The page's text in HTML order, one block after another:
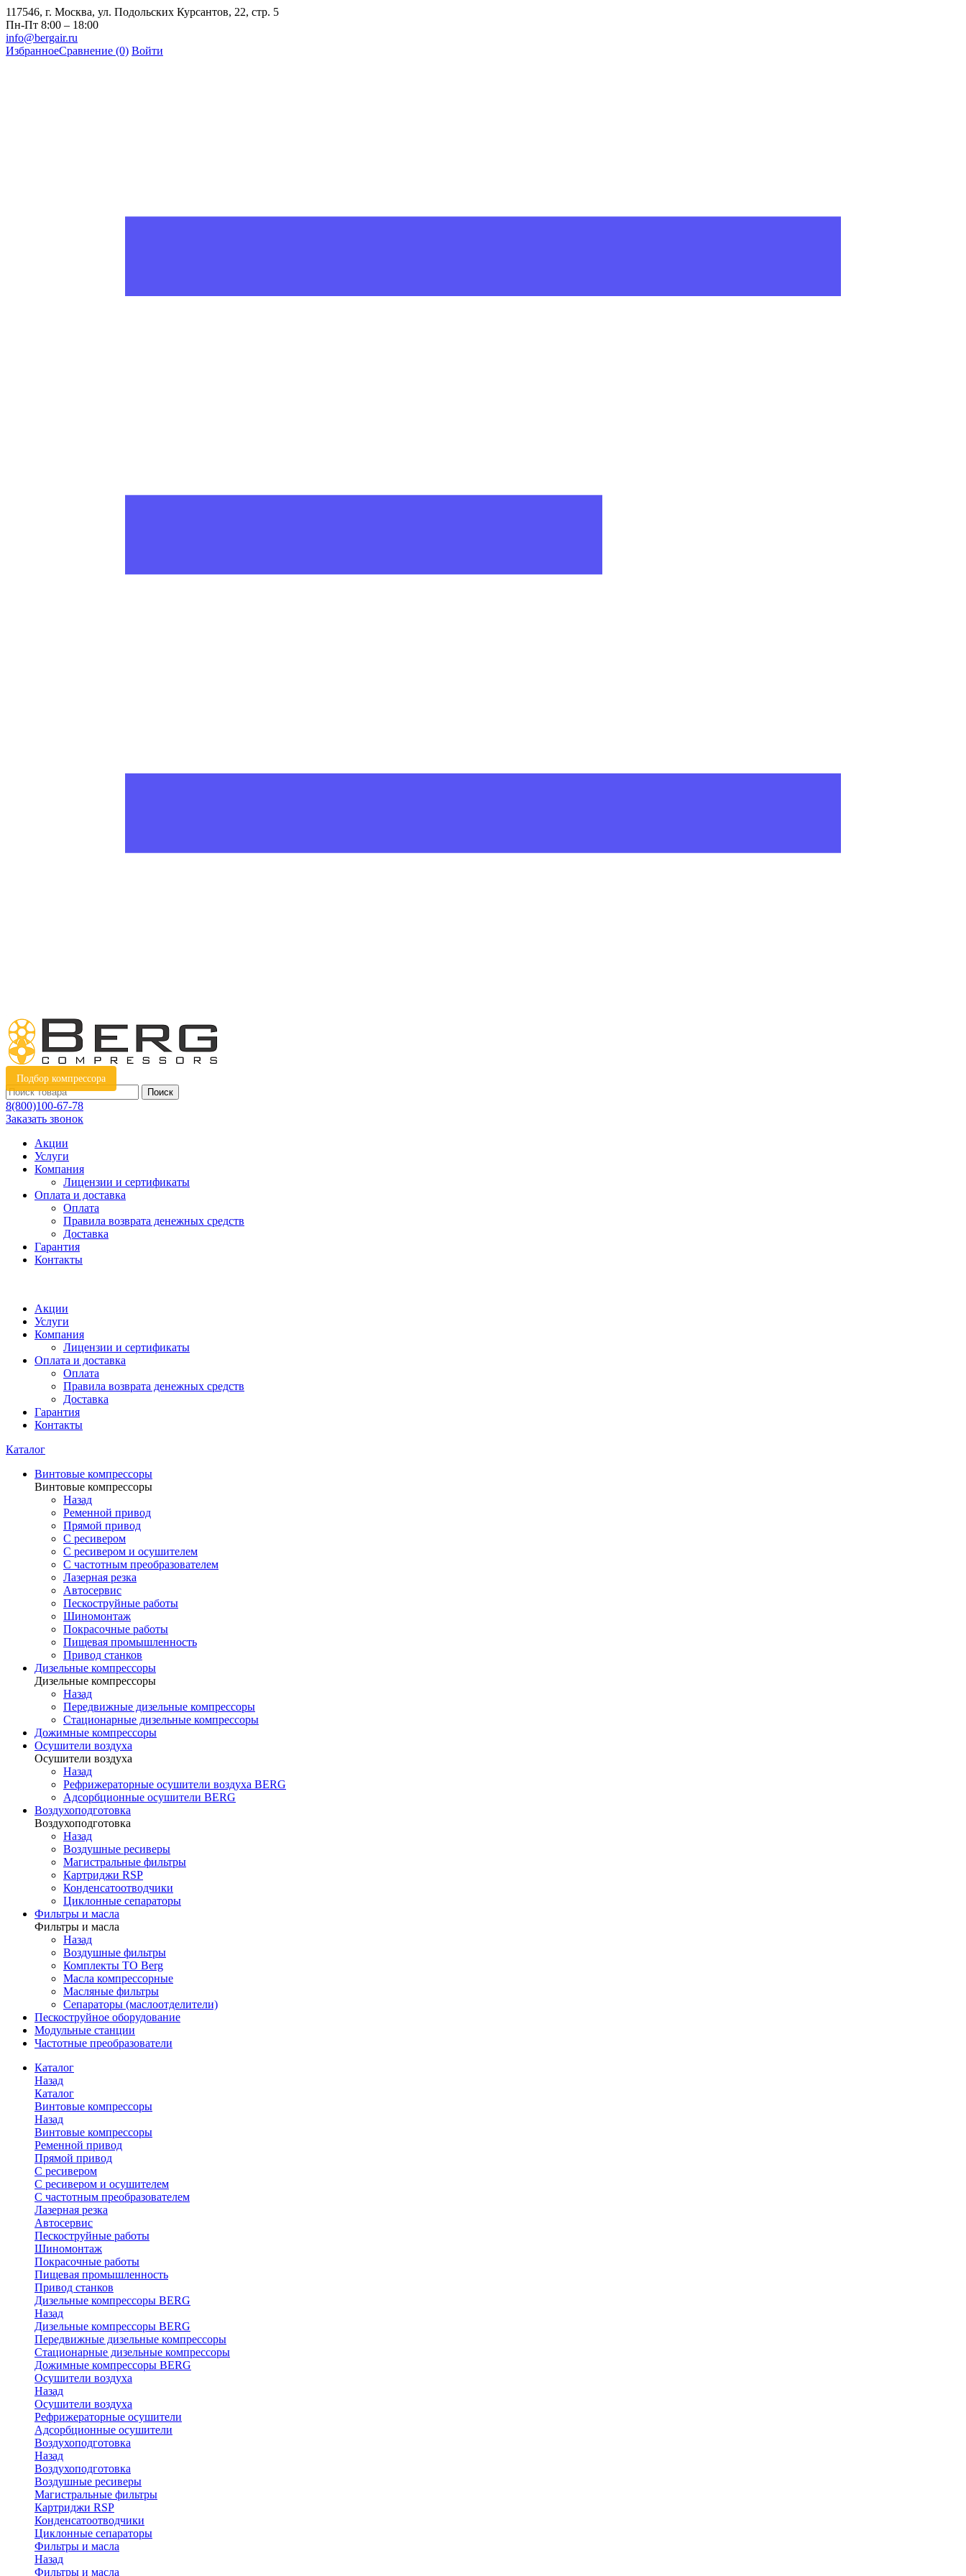
117546, г. Москва, ул. Подольских Курсантов, 22, стр. 5
Пн-Пт 8:00 – 18:00
info@bergair.ru
ИзбранноеСравнение (0) Войти
Подбор компрессора
Поиск
8(800)100-67-78
Заказать звонок
Акции
Услуги
Компания
Лицензии и сертификаты
Оплата и доставка
Оплата
Правила возврата денежных средств
Доставка
Гарантия
Контакты
Акции
Услуги
Компания
Лицензии и сертификаты
Оплата и доставка
Оплата
Правила возврата денежных средств
Доставка
Гарантия
Контакты
Каталог
Винтовые компрессоры
Винтовые компрессоры
Назад
Ременной привод
Прямой привод
С ресивером
С ресивером и осушителем
С частотным преобразователем
Лазерная резка
Автосервис
Пескоструйные работы
Шиномонтаж
Покрасочные работы
Пищевая промышленность
Привод станков
Дизельные компрессоры
Дизельные компрессоры
Назад
Передвижные дизельные компрессоры
Стационарные дизельные компрессоры
Дожимные компрессоры
Осушители воздуха
Осушители воздуха
Назад
Рефрижераторные осушители воздуха BERG
Адсорбционные осушители BERG
Воздухоподготовка
Воздухоподготовка
Назад
Воздушные ресиверы
Магистральные фильтры
Картриджи RSP
Конденсатоотводчики
Циклонные сепараторы
Фильтры и масла
Фильтры и масла
Назад
Воздушные фильтры
Комплекты ТО Berg
Масла компрессорные
Масляные фильтры
Сепараторы (маслоотделители)
Пескоструйное оборудование
Модульные станции
Частотные преобразователи
Каталог
Назад
Каталог
Винтовые компрессоры
Назад
Винтовые компрессоры
Ременной привод
Прямой привод
С ресивером
С ресивером и осушителем
С частотным преобразователем
Лазерная резка
Автосервис
Пескоструйные работы
Шиномонтаж
Покрасочные работы
Пищевая промышленность
Привод станков
Дизельные компрессоры BERG
Назад
Дизельные компрессоры BERG
Передвижные дизельные компрессоры
Стационарные дизельные компрессоры
Дожимные компрессоры BERG
Осушители воздуха
Назад
Осушители воздуха
Рефрижераторные осушители
Адсорбционные осушители
Воздухоподготовка
Назад
Воздухоподготовка
Воздушные ресиверы
Магистральные фильтры
Картриджи RSP
Конденсатоотводчики
Циклонные сепараторы
Фильтры и масла
Назад
Фильтры и масла